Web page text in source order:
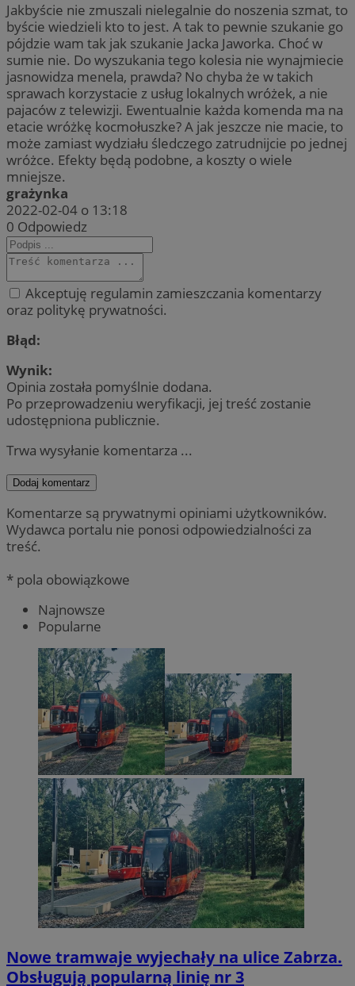
Jakbyście nie zmuszali nielegalnie do noszenia szmat, to
byście wiedzieli kto to jest. A tak to pewnie szukanie go
pójdzie wam tak jak szukanie Jacka Jaworka. Choć w
sumie nie. Do wyszukania tego kolesia nie wynajmiecie
jasnowidza menela, prawda? No chyba że w takich
sprawach korzystacie z usług lokalnych wróżek, a nie
pajaców z telewizji. Ewentualnie każda komenda ma na
etacie wróżkę kocmołuszke? A jak jeszcze nie macie, to
może zamiast wydziału śledczego zatrudnijcie po jednej
wróżce. Efekty będą podobne, a koszty o wiele
mniejsze.
grażynka
2022-02-04 o 13:18
0 Odpowiedz
Akceptuję regulamin zamieszczania komentarzy
oraz politykę prywatności.
Błąd:
Wynik:
Opinia została pomyślnie dodana.
Po przeprowadzeniu weryfikacji, jej treść zostanie
udostępniona publicznie.
Trwa wysyłanie komentarza ...
Dodaj komentarz
Komentarze są prywatnymi opiniami użytkowników.
Wydawca portalu nie ponosi odpowiedzialności za
treść.
* pola obowiązkowe
Najnowsze
Popularne
Nowe tramwaje wyjechały na ulice Zabrza.
Obsługują popularną linię nr 3